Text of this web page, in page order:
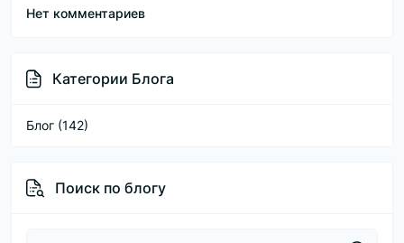
Нет комментариев
Категории Блога
Блог (142)
Поиск по блогу